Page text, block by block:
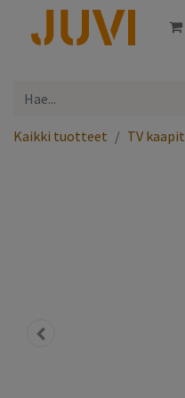
Kaikki tuotteet TV kaapit